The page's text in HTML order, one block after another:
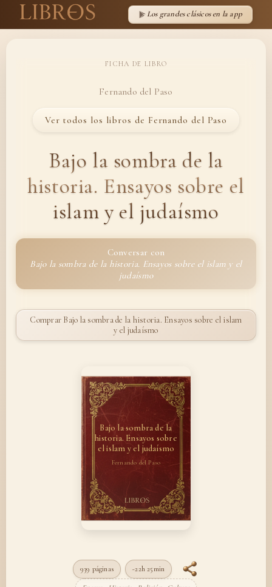
Los grandes clásicos en la app
FICHA DE LIBRO
Fernando del Paso
Ver todos los libros de Fernando del Paso
Bajo la sombra de la
historia. Ensayos sobre el
islam y el judaísmo
Conversar con
Bajo la sombra de la historia. Ensayos sobre el islam y el
judaísmo
Comprar Bajo la sombra de la historia. Ensayos sobre el islam
y el judaísmo
Bajo la sombra de la
historia. Ensayos sobre
el islam y el judaísmo
Fernando del Paso
939 páginas ~22h 25min